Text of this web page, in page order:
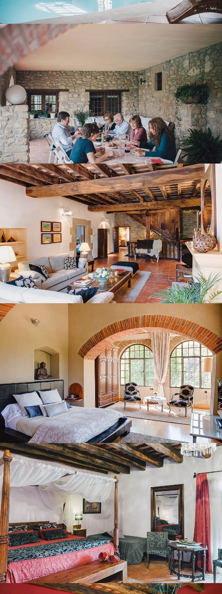
COVERED TERRACE
FIRST FLOOR LOUNGE
BEDROOM 1
BEDROOM 2
BEDROOM 3